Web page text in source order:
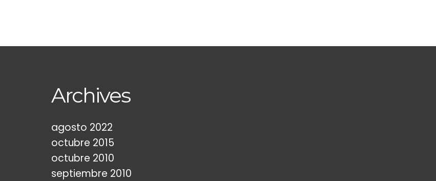
Archives
agosto 2022
octubre 2015
octubre 2010
septiembre 2010